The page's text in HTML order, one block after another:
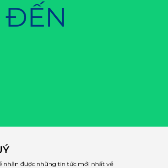
ĐẾN
nhận được những tin tức mới nhất về